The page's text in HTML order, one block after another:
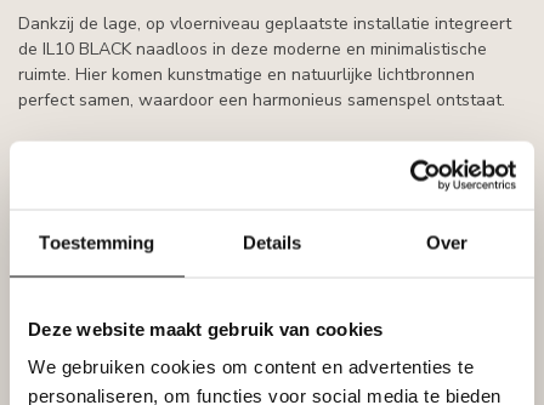
Toestemming Details Over
Deze website maakt gebruik van cookies
We gebruiken cookies om content en advertenties te
personaliseren, om functies voor social media te bieden
Dankzij de lage, op vloerniveau geplaatste installatie integreert
de IL10 BLACK naadloos in deze moderne en minimalistische
ruimte. Hier komen kunstmatige en natuurlijke lichtbronnen
perfect samen, waardoor een harmonieus samenspel ontstaat.
Sterke technische en ecologische
technische en ecologische eigenschappen. Ze worden
minimaal 30% gerecycled materiaal en zijn volledig recyclebaar.